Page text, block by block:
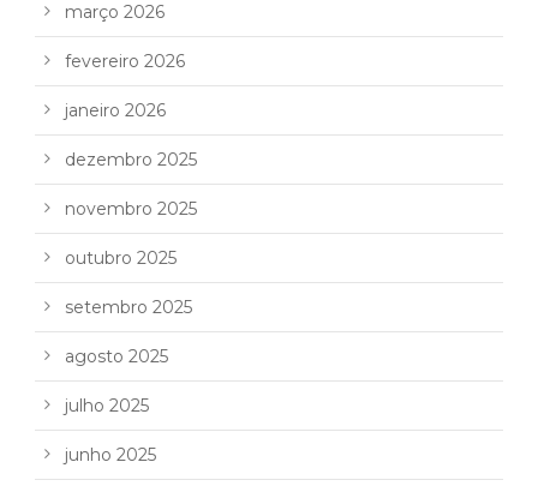
março 2026
fevereiro 2026
janeiro 2026
dezembro 2025
novembro 2025
outubro 2025
setembro 2025
agosto 2025
julho 2025
junho 2025